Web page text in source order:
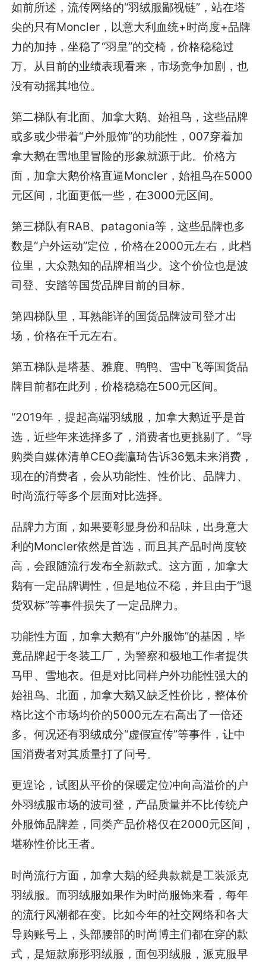
如前所述，流传网络的“羽绒服鄙视链”，站在塔
尖的只有Moncler，以意大利血统+时尚度+品牌
力的加持，坐稳了“羽皇”的交椅，价格稳稳过
万。从目前的业绩表现看来，市场竞争加剧，也
没有动摇其地位。
第二梯队有北面、加拿大鹅、始祖鸟，这些品牌
或多或少带着“户外服饰”的功能性，007穿着加
拿大鹅在雪地里冒险的形象就源于此。价格方
面，加拿大鹅价格直逼Moncler，始祖鸟在5000
元区间，北面更低一些，在3000元区间。
第三梯队有RAB、patagonia等，这些品牌也多
数是“户外运动”定位，价格在2000元左右，此档
位里，大众熟知的品牌相当少。这个价位也是波
司登、安踏等国货品牌目前的目标。
第四梯队里，耳熟能详的国货品牌波司登才出
场，价格在千元左右。
第五梯队是塔基、雅鹿、鸭鸭、雪中飞等国货品
牌目前都在此列，价格稳稳在500元区间。
“2019年，提起高端羽绒服，加拿大鹅近乎是首
选，近些年来选择多了，消费者也更挑剔了。”导
购类自媒体清单CEO龚瀛琦告诉36氪未来消费，
现在的消费者，会从功能性、性价比、品牌力、
时尚流行等多个层面对比选择。
品牌力方面，如果要彰显身份和品味，出身意大
利的Moncler依然是首选，而且其产品时尚度较
高，会跟随流行发布全新款式。这方面，加拿大
鹅有一定品牌调性，但是地位不稳，并且由于“退
货双标”等事件损失了一定品牌力。
功能性方面，加拿大鹅有“户外服饰”的基因，毕
竟品牌起于冬装工厂，为警察和极地工作者提供
马甲、雪地衣。但是对比同样户外功能性强大的
始祖鸟、北面，加拿大鹅又缺乏性价比，整体价
格比这个市场均价的5000元左右高出了一倍还
多。何况还有羽绒成分“虚假宣传”等事件，让中
国消费者对其质量打了问号。
更遑论，试图从平价的保暖定位冲向高溢价的户
外羽绒服市场的波司登，产品质量并不比传统户
外服饰品牌差，同类产品价格仅在2000元区间，
堪称性价比王者。
时尚流行方面，加拿大鹅的经典款就是工装派克
羽绒服。而羽绒服如果作为时尚服饰来看，每年
的流行风潮都在变。比如今年的社交网络和各大
导购账号上，头部腰部的时尚博主们都在穿的款
式，是短款廓形羽绒服，面包羽绒服，派克服早